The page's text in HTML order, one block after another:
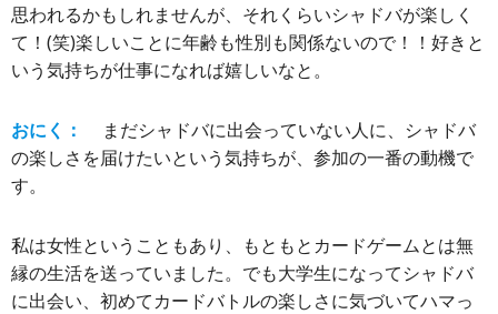
思われるかもしれませんが、それくらいシャドバが楽しく
て！(笑)楽しいことに年齢も性別も関係ないので！！好きと
いう気持ちが仕事になれば嬉しいなと。
おにく：
まだシャドバに出会っていない人に、シャドバ
の楽しさを届けたいという気持ちが、参加の一番の動機で
す。
私は女性ということもあり、もともとカードゲームとは無
縁の生活を送っていました。でも大学生になってシャドバ
に出会い、初めてカードバトルの楽しさに気づいてハマっ